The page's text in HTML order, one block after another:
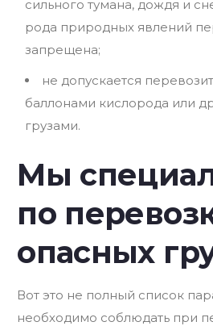
сильного тумана, дождя и
рода природных явлений
запрещена;
не допускается
баллонами кислорода или
грузами.
Мы
по
опасных
Вот это не полный список
необходимо соблюдать при